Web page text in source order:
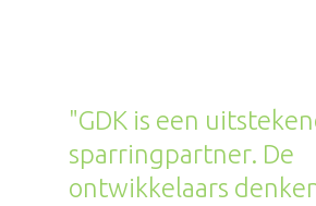
"GDK is een
sparringpartner. De
ontwikkelaars